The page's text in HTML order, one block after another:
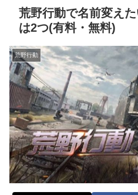
荒野行動で名前変え
は2つ(有料・無料)
荒野行動